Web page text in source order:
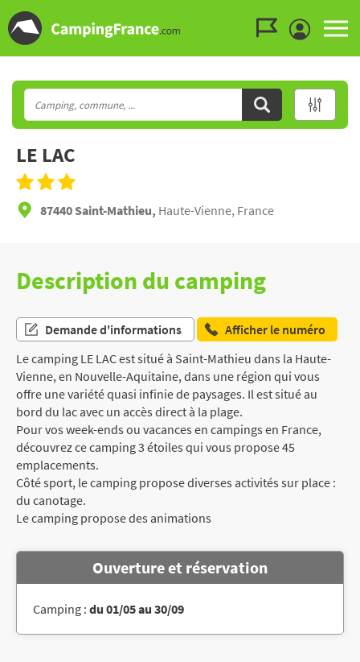
LE LAC
87440 Saint-Mathieu, Haute-Vienne, France
Description du camping
Demande d'informations
Afficher le numéro
Le camping LE LAC est situé à Saint-Mathieu dans la Haute-
Vienne, en Nouvelle-Aquitaine, dans une région qui vous
offre une variété quasi infinie de paysages. Il est situé au
bord du lac avec un accès direct à la plage.
Pour vos week-ends ou vacances en campings en France,
découvrez ce camping 3 étoiles qui vous propose 45
emplacements.
Côté sport, le camping propose diverses activités sur place :
du canotage.
Le camping propose des animations
Ouverture et réservation
Camping : du 01/05 au 30/09